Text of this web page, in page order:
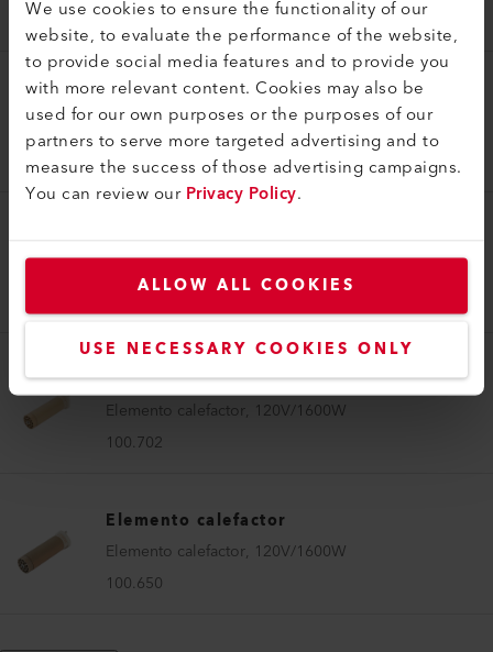
We use cookies to ensure the functionality of our
website, to evaluate the performance of the website,
to provide social media features and to provide you
with more relevant content. Cookies may also be
used for our own purposes or the purposes of our
partners to serve more targeted advertising and to
measure the success of those advertising campaigns.
You can review ourPrivacy Policy.
ALLOW ALL COOKIES
USE NECESSARY COOKIES ONLY
100.651
Elemento calefactor
Elemento calefactor, 200V/1350W
100.649
Elemento calefactor
Elemento calefactor, 120V/1600W
100.702
Elemento calefactor
Elemento calefactor, 120V/1600W
100.650